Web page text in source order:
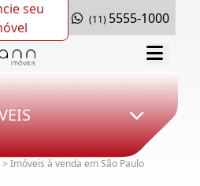
seu
(11) 5555-1000
Imóveis à venda em São Paulo